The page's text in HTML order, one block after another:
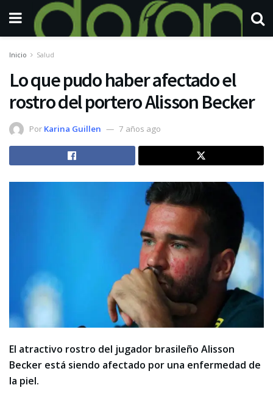
Inicio Salud
Lo que pudo haber afectado el
rostro del portero Alisson Becker
Por Karina Guillen 7 años ago
El atractivo rostro del jugador brasileño Alisson
Becker está siendo afectado por una enfermedad de
la piel.